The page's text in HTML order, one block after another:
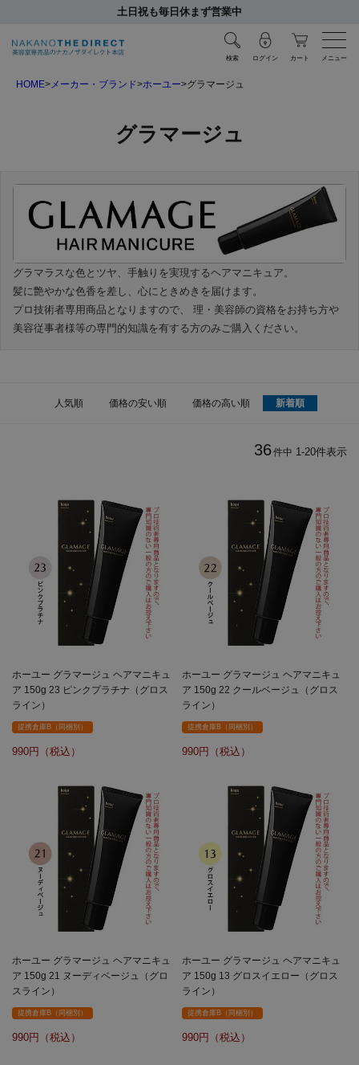
土日祝も毎日休まず営業中
検索 ログイン カート メニュー
HOME メーカー・ブランド ホーユー グラマージュ
グラマージュ
グラマラスな色とツヤ、手触りを実現するヘアマニキュア。
髪に艶やかな色香を差し、心にときめきを届けます。
プロ技術者専用商品となりますので、 理・美容師の資格をお持ち方や
美容従事者様等の専門的知識を有する方のみご購入ください。
人気順 価格の安い順 価格の高い順 新着順
36件中 1 -20件表示
ホーユー グラマージュ ヘアマニキュ
ア 150g 23 ピンクプラチナ（グロス
ライン）
提携倉庫B（同梱別）
990
ホーユー グラマージュ ヘアマニキュ
ア 150g 22 クールベージュ（グロス
ライン）
提携倉庫B（同梱別）
990
ホーユー グラマージュ ヘアマニキュ
ア 150g 21 ヌーディベージュ（グロ
スライン）
提携倉庫B（同梱別）
990
ホーユー グラマージュ ヘアマニキュ
ア 150g 13 グロスイエロー（グロス
ライン）
提携倉庫B（同梱別）
990